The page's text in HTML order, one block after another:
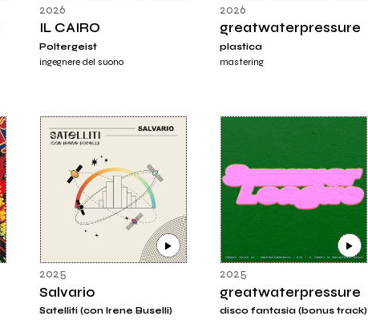
2026
IL CAIRO
Poltergeist
ingegnere del suono
2026
greatwaterpressure
plastica
mastering
2025
Salvario
Satelliti (con Irene Buselli)
2025
greatwaterpressure
disco fantasia (bonus track)